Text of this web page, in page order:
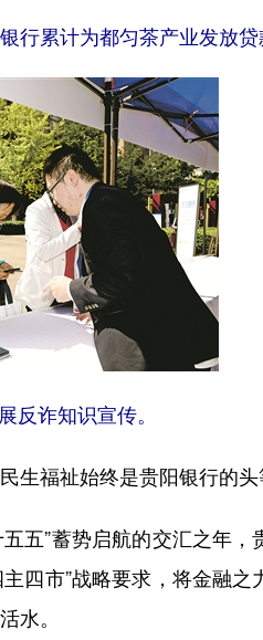
累计为都匀茶产业发放贷
反诈知识宣传。
福祉始终是贵阳银行的头
”蓄势启航的交汇之年，
四市”战略要求，将金融
水。